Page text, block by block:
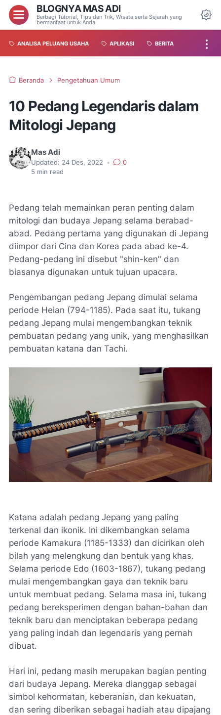
BLOGNYA MAS ADI
Berbagi Tutorial, Tips dan Trik, Wisata serta Sejarah yang
bermanfaat untuk Anda
ANALISA PELUANG USAHA APLIKASI BERITA
Beranda Pengetahuan Umum
10 Pedang Legendaris dalam
Mitologi Jepang
Mas Adi
Updated: 24 Des, 2022 •
0
5 min read
Pedang telah memainkan peran penting dalam
mitologi dan budaya Jepang selama berabad-
abad. Pedang pertama yang digunakan di Jepang
diimpor dari Cina dan Korea pada abad ke-4.
Pedang-pedang ini disebut "shin-ken" dan
biasanya digunakan untuk tujuan upacara.
Pengembangan pedang Jepang dimulai selama
periode Heian (794-1185). Pada saat itu, tukang
pedang Jepang mulai mengembangkan teknik
pembuatan pedang yang unik, yang menghasilkan
pembuatan katana dan Tachi.
Katana adalah pedang Jepang yang paling
terkenal dan ikonik. Ini dikembangkan selama
periode Kamakura (1185-1333) dan dicirikan oleh
bilah yang melengkung dan bentuk yang khas.
Selama periode Edo (1603-1867), tukang pedang
mulai mengembangkan gaya dan teknik baru
untuk membuat pedang. Selama masa ini, tukang
pedang bereksperimen dengan bahan-bahan dan
teknik baru dan menciptakan beberapa pedang
yang paling indah dan legendaris yang pernah
dibuat.
Hari ini, pedang masih merupakan bagian penting
dari budaya Jepang. Mereka dianggap sebagai
simbol kehormatan, keberanian, dan kekuatan,
dan sering diberikan sebagai hadiah atau dipajang